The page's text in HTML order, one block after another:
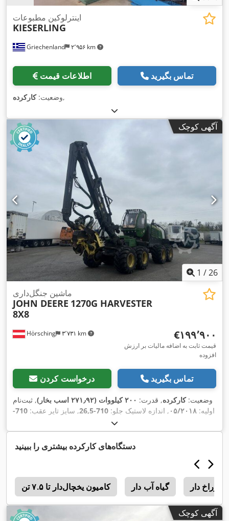
Griechenland ۲٬۹۵۶ km
اينترلوكين مطبوعات
KIESERLING
اطلاعات قیمت تماس بگیرید
وضعیت:کارکرده ,
آگهی کوچک
1 /26
Hörsching ۳٬۷۳۱ km
ماشین جنگل‌داری
JOHN DEERE 1270G HARVESTER
8X8
‎€۱۹۹٬۹۰۰
قیمت ثابت به اضافه مالیات بر ارزش
افزوده
درخواست کردن تماس بگیرید
وضعیت:کارکرده, قدرت: ۲۰۰ کیلووات (۲۷۱٫۹۲ اسب بخار)
, ثبت‌نام
اولیه: ۰۵/۲۰۱۸ , اندازه لاستیک جلو: 710-26,5 , سایز تایر عقب:
710-
صندلی‌ها:۱, تجهیزات:جرثقیل, کابین ,
دستگاه‌های کارکرده بیشتری را ببینید
کامیون یخچال‌دار تا ۷.۵ تن گیاه آب دار دار
آگهی کوچک